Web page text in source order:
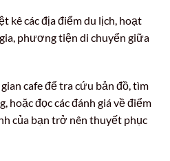
kê các địa điểm du lịch, hoạt
phương tiện di chuyển giữa
cafe để tra cứu bản đồ, tìm
hoặc đọc các đánh giá về điểm
của bạn trở nên thuyết phục